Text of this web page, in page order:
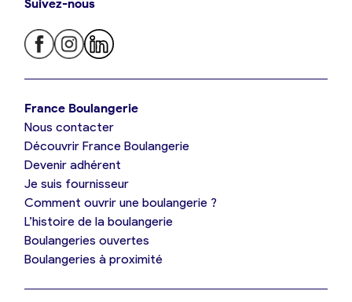
Je trouve ma boulangerie
Je suis boulanger
Je découvre France Boulangerie
Mes tarifs
Suivez-nous
France Boulangerie
Nous contacter
Découvrir France Boulangerie
Devenir adhérent
Je suis fournisseur
Comment ouvrir une boulangerie ?
L’histoire de la boulangerie
Boulangeries ouvertes
Boulangeries à proximité